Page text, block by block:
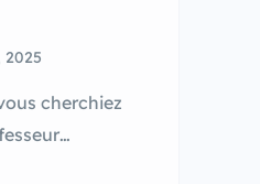
2025
cherchiez